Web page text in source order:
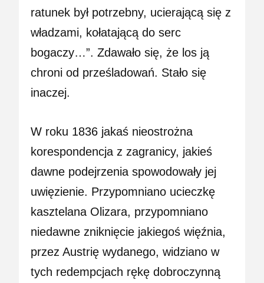
ratunek był potrzebny, ucierającą się z
władzami, kołatającą do serc
bogaczy…”. Zdawało się, że los ją
chroni od prześladowań. Stało się
inaczej.
W roku 1836 jakaś nieostrożna
korespondencja z zagranicy, jakieś
dawne podejrzenia spowodowały jej
uwięzienie. Przypomniano ucieczkę
kasztelana Olizara, przypomniano
niedawne zniknięcie jakiegoś więźnia,
przez Austrię wydanego, widziano w
tych redempcjach rękę dobroczynną